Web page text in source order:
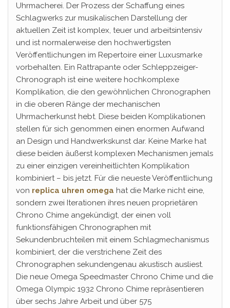
Uhrmacherei. Der Prozess der Schaffung eines
Schlagwerks zur musikalischen Darstellung der
aktuellen Zeit ist komplex, teuer und arbeitsintensiv
und ist normalerweise den hochwertigsten
Veröffentlichungen im Repertoire einer Luxusmarke
vorbehalten. Ein Rattrapante oder Schleppzeiger-
Chronograph ist eine weitere hochkomplexe
Komplikation, die den gewöhnlichen Chronographen
in die oberen Ränge der mechanischen
Uhrmacherkunst hebt. Diese beiden Komplikationen
stellen für sich genommen einen enormen Aufwand
an Design und Handwerkskunst dar. Keine Marke hat
diese beiden äußerst komplexen Mechanismen jemals
zu einer einzigen vereinheitlichten Komplikation
kombiniert – bis jetzt. Für die neueste Veröffentlichung
von replica uhren omega hat die Marke nicht eine,
sondern zwei Iterationen ihres neuen proprietären
Chrono Chime angekündigt, der einen voll
funktionsfähigen Chronographen mit
Sekundenbruchteilen mit einem Schlagmechanismus
kombiniert, der die verstrichene Zeit des
Chronographen sekundengenau akustisch ausliest.
Die neue Omega Speedmaster Chrono Chime und die
Omega Olympic 1932 Chrono Chime repräsentieren
über sechs Jahre Arbeit und über 575